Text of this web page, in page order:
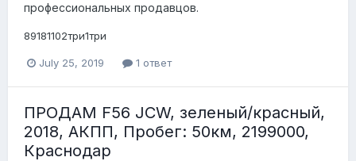
профессиональных продавцов.
89181102три1три
July 25, 2019 1 ответ
ПРОДАМ F56 JCW, зеленый/красный,
2018, АКПП, Пробег: 50км, 2199000,
Краснодар